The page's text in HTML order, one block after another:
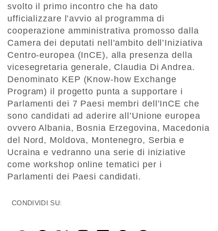
svolto il primo incontro che ha dato
ufficializzare l’avvio al programma di
cooperazione amministrativa promosso dalla
Camera dei deputati nell’ambito dell’Iniziativa
Centro-europea (InCE), alla presenza della
vicesegretaria generale, Claudia Di Andrea.
Denominato KEP (Know-how Exchange
Program) il progetto punta a supportare i
Parlamenti dei 7 Paesi membri dell’InCE che
sono candidati ad aderire all’Unione europea
ovvero Albania, Bosnia Erzegovina, Macedonia
del Nord, Moldova, Montenegro, Serbia e
Ucraina e vedranno una serie di iniziative
come workshop online tematici per i
Parlamenti dei Paesi candidati.
CONDIVIDI SU: